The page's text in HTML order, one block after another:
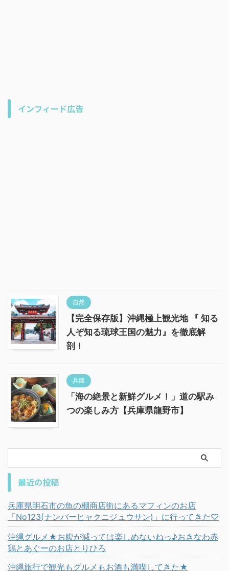
インフィード広告
自然
【完全保存版】沖縄極上観光地 『 知る
人ぞ知る琉球王国の魅力』を徹底解
剖！
兵庫
「海の絶景と新鮮グルメ！」道の駅み
つの楽しみ方【兵庫県龍野市】
最近の投稿
兵庫県明石市の魚の棚商店街にあるマフィンのお店
「No123(ナンバーヒャクニジュウサン)」に行ってきた♡
沖縄グルメ★お腹が減っては楽しめないねっ♪おきなわ赤
鶏とあぐーのお店とりひろ
沖縄旅行で観光もグルメもお酒も満喫してきた★